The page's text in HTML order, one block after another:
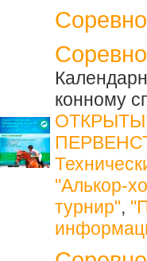
конному
"Алькор-
турнир",